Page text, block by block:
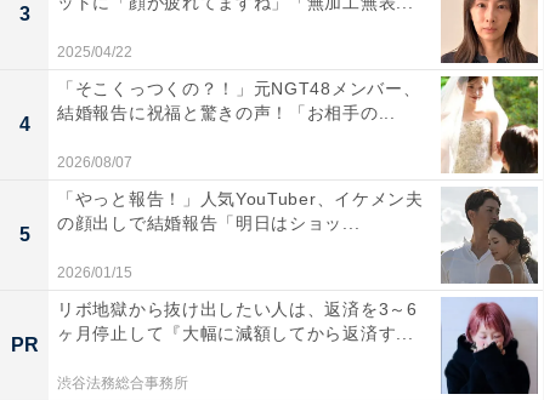
3
2025/04/22
4
「そこくっつくの？！」元NGT48メンバー、
結婚報告に祝福と驚きの声！「お相手の...
2026/08/07
5
「やっと報告！」人気YouTuber、イケメン夫
の顔出しで結婚報告「明日はショッ...
2026/01/15
PR
リボ地獄から抜け出したい人は、返済を3～6
ヶ月停止して『大幅に減額してから返済す...
渋谷法務総合事務所